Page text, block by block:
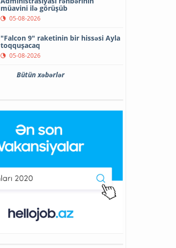
müavini ilə görüşüb
05-08-2026
"Falcon 9" raketinin bir hissəsi Ayla
toqquşacaq
05-08-2026
Bütün xəbərlər